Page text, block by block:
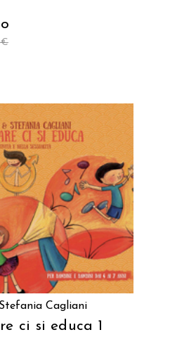
€
AL CARRELLO
Stefania Cagliani
ci si educa 1